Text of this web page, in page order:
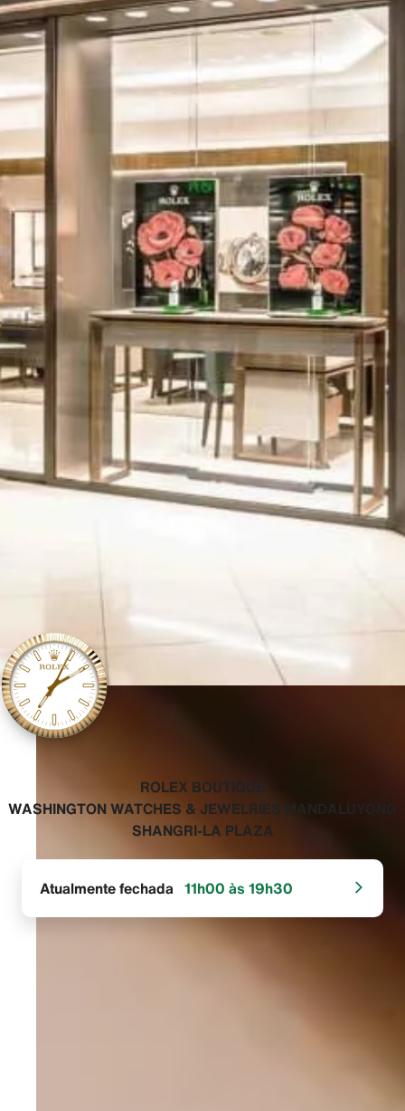
‭ROLEX BOUTIQUE
WASHINGTON WATCHES & JEWELRIES MANDALUYONG
SHANGRI-LA PLAZA‬
Atualmente fechada 11h00 às 19h30